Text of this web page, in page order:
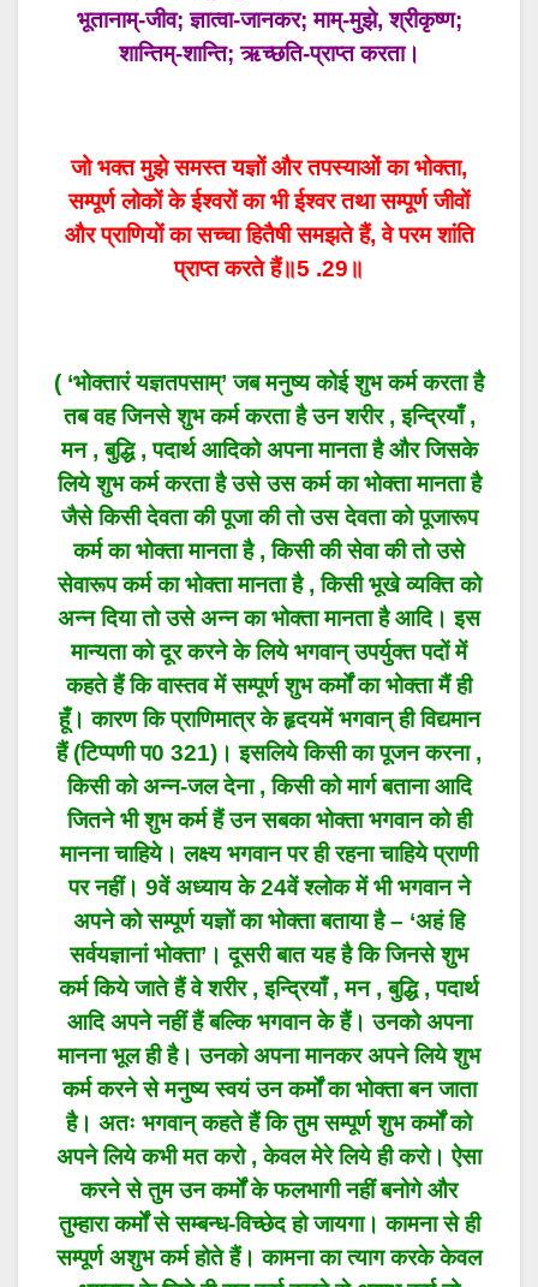
भूतानाम्-जीव; ज्ञात्वा-जानकर; माम्-मुझे, श्रीकृष्ण;
शान्तिम्-शान्ति; ऋच्छति-प्राप्त करता।
जो भक्त मुझे समस्त यज्ञों और तपस्याओं का भोक्ता,
सम्पूर्ण लोकों के ईश्वरों का भी ईश्वर तथा सम्पूर्ण जीवों
और प्राणियों का सच्चा हितैषीसमझते हैं, वे परम शांति
प्राप्त करते हैं॥5 .29॥
( ‘भोक्तारं यज्ञतपसाम्’ जब मनुष्य कोई शुभ कर्म करता है
तब वह जिनसे शुभ कर्म करता है उन शरीर , इन्द्रियाँ ,
मन , बुद्धि , पदार्थ आदिको अपना मानता है और जिसके
लिये शुभ कर्म करता है उसे उस कर्म का भोक्ता मानता है
जैसे किसी देवता की पूजा की तो उस देवता को पूजारूप
कर्म का भोक्ता मानता है , किसी की सेवा की तो उसे
सेवारूप कर्म का भोक्ता मानता है , किसी भूखे व्यक्ति को
अन्न दिया तो उसे अन्न का भोक्ता मानता है आदि। इस
मान्यता को दूर करने के लिये भगवान् उपर्युक्त पदों में
कहते हैं कि वास्तव में सम्पूर्ण शुभ कर्मों का भोक्ता मैं ही
हूँ। कारण कि प्राणिमात्र के हृदयमें भगवान् ही विद्यमान
हैं (टिप्पणी प0 321)। इसलिये किसी का पूजन करना ,
किसी को अन्न-जल देना , किसी को मार्ग बताना आदि
जितने भी शुभ कर्म हैं उन सबका भोक्ता भगवान को ही
मानना चाहिये। लक्ष्य भगवान पर ही रहना चाहिये प्राणी
पर नहीं। 9वें अध्याय के 24वें श्लोक में भी भगवान ने
अपने को सम्पूर्ण यज्ञों का भोक्ता बताया है – ‘अहं हि
सर्वयज्ञानां भोक्ता’। दूसरी बात यह है कि जिनसे शुभ
कर्म किये जाते हैं वे शरीर , इन्द्रियाँ , मन , बुद्धि , पदार्थ
आदि अपने नहीं हैं बल्कि भगवान के हैं। उनको अपना
मानना भूल ही है। उनको अपना मानकर अपने लिये शुभ
कर्म करने से मनुष्य स्वयं उन कर्मों का भोक्ता बन जाता
है। अतः भगवान् कहते हैं कि तुम सम्पूर्ण शुभ कर्मों को
अपने लिये कभी मत करो , केवल मेरे लिये ही करो। ऐसा
करने से तुम उन कर्मों के फलभागी नहीं बनोगे और
तुम्हारा कर्मों से सम्बन्ध-विच्छेद हो जायगा। कामना से ही
सम्पूर्ण अशुभ कर्म होते हैं। कामना का त्याग करके केवल